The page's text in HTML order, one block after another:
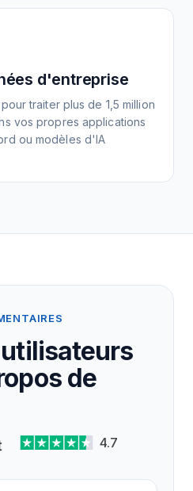
d'entreprise
traiter plus de 1,5 million
vos propres applications
ou modèles d'IA
de
4.7